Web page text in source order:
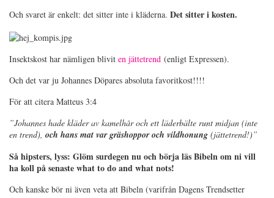
Och svaret är enkelt: det sitter inte i kläderna. Det sitter i kosten.
Insektskost har nämligen blivit en jättetrend (enligt Expressen).
Och det var ju Johannes Döpares absoluta favoritkost!!!!
För att citera Matteus 3:4
”Johannes hade kläder av kamelhår och ett läderbälte runt midjan (inte
en trend), och hans mat var gräshoppor och vildhonung (jättetrend!)”
Så hipsters, lyss: Glöm surdegen nu och börja läs Bibeln om ni vill
ha koll på senaste what to do and what nots!
Och kanske bör ni även veta att Bibeln (varifrån Dagens Trendsetter